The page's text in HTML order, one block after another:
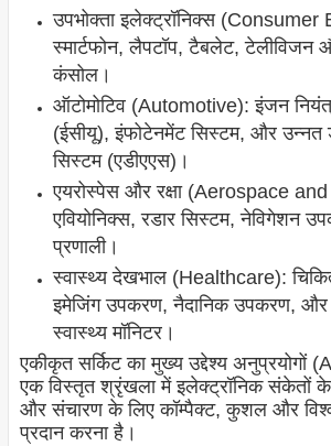
उपभोक्ता इलेक्ट्रॉनिक्स
स्मार्टफोन, लैपटॉप, टैबलेट, टेलीविजन
कंसोल।
ऑटोमोटिव (Automotive): इंजन
(ईसीयू), इंफोटेनमेंट सिस्टम, और उन्नत
सिस्टम (एडीएएस)।
एयरोस्पेस और रक्षा (Aerospace
एवियोनिक्स, रडार सिस्टम, नेविगेशन
प्रणाली।
स्वास्थ्य देखभाल (Healthcare):
इमेजिंग उपकरण, नैदानिक उपकरण, और
स्वास्थ्य मॉनिटर।
एकीकृत सर्किट का मुख्य उद्देश्य अनुप्रयोगों
एक विस्तृत श्रृंखला में इलेक्ट्रॉनिक संकेतों
और संचारण के लिए कॉम्पैक्ट, कुशल और
प्रदान करना है।